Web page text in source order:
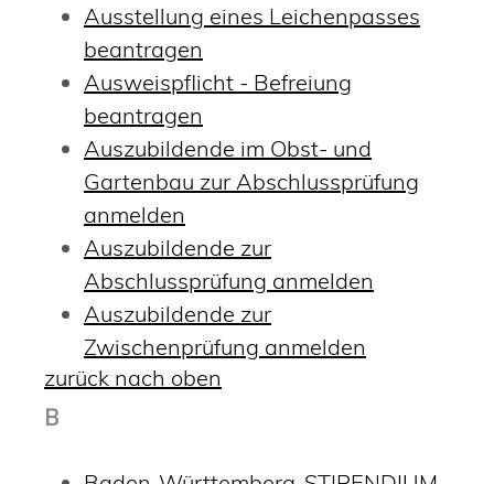
Ausstellung eines Leichenpasses
beantragen
Ausweispflicht - Befreiung
beantragen
Auszubildende im Obst- und
Gartenbau zur Abschlussprüfung
anmelden
Auszubildende zur
Abschlussprüfung anmelden
Auszubildende zur
Zwischenprüfung anmelden
zurück nach oben
B